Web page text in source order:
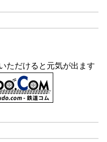
ただけると元気が出ます